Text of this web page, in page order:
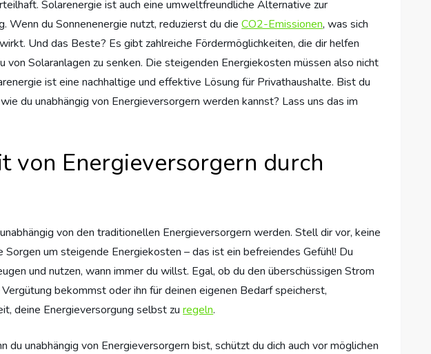
Solarenergie ist auch eine umweltfreundliche Alternative zur
Wenn du Sonnenenergie nutzt, reduzierst du dieCO2-Emissionen, was sich
Und das Beste? Es gibt zahlreiche Fördermöglichkeiten, die dir helfen
von Solaranlagen zu senken. Die steigenden Energiekosten müssen also nicht
ist eine nachhaltige und effektive Lösung für Privathaushalte. Bist du
du unabhängig von Energieversorgern werden kannst? Lass uns das im
von Energieversorgern durch
von den traditionellen Energieversorgern werden. Stell dir vor, keine
Sorgen um steigende Energiekosten – das ist ein befreiendes Gefühl! Du
und nutzen, wann immer du willst. Egal, ob du den überschüssigen Strom
bekommst oder ihn für deinen eigenen Bedarf speicherst,
deine Energieversorgung selbst zuregeln.
du unabhängig von Energieversorgern bist, schützt du dich auch vor möglichen